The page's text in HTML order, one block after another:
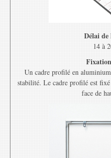
Délai
14 à
Un cadre profilé en
stabilité. Le cadre profilé est
face de